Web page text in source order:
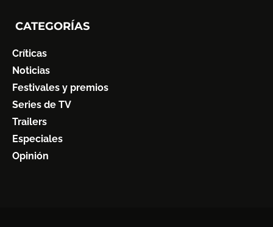
CATEGORÍAS
Críticas
Noticias
Festivales y premios
Series de TV
Trailers
Especiales
Opinión